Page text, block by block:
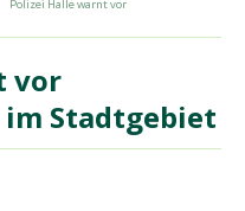
Polizei Halle warnt vor
vor
Stadtgebiet